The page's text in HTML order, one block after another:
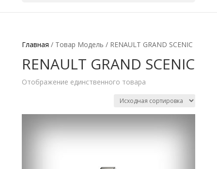
Главная / Товар Модель / RENAULT GRAND SCENIC
RENAULT GRAND SCENIC
Отображение единственного товара